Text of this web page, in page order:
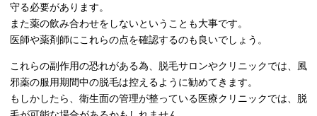
守る必要があります。
また薬の飲み合わせをしないということも大事です。
医師や薬剤師にこれらの点を確認するのも良いでしょう。
これらの副作用の恐れがある為、脱毛サロンやクリニックでは、風
邪薬の服用期間中の脱毛は控えるように勧めてきます。
もしかしたら、衛生面の管理が整っている医療クリニックでは、脱